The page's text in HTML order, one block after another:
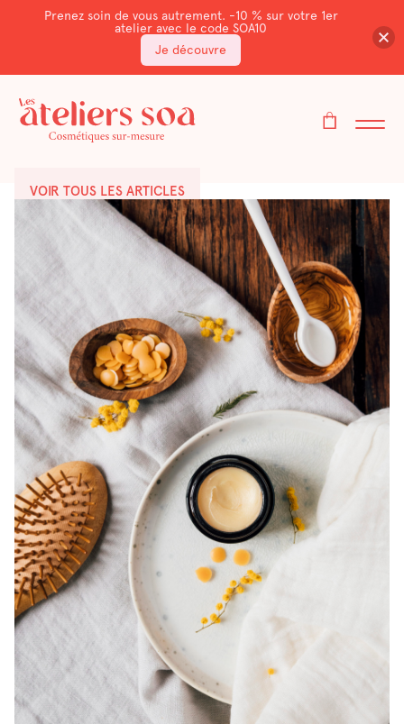
VOIR TOUS LES ARTICLES
Prenez soin de vous autrement. -10 % sur votre 1er
atelier avec le code SOA10
Je découvre